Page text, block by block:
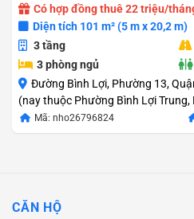
Có hợp đồng thuê 22 triệu/
Diện tích 101 m² (5 m x 20,2 m)
3 tầng
3 phòng ngủ
Đường Bình Lợi, Phường 13,
(nay thuộc Phường Bình Lợi Trung,
Mã: nho26796824
CĂN HỘ